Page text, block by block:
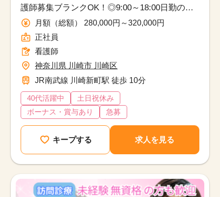
護師募集ブランクOK！◎9:00～18:00日勤の
み・土日祝休み☆彡
月額（総額） 280,000円～320,000円
正社員
看護師
神奈川県 川崎市 川崎区
JR南武線 川崎新町駅 徒歩 10分
40代活躍中
土日祝休み
ボーナス・賞与あり
急募
キープする 求人を見る